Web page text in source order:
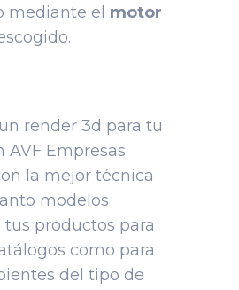
mediante el motor
render 3d para tu
AVF Empresas
la mejor técnica
modelos
productos para
como para
del tipo de